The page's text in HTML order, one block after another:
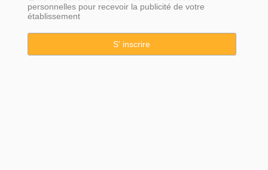
personnelles pour recevoir la publicité de votre
établissement